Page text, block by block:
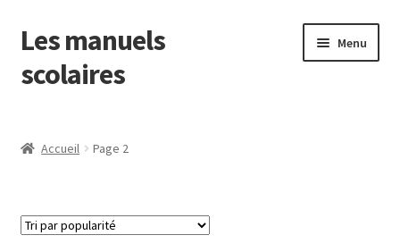
Aller
à
la
Aller
au
contenu
Les manuels
scolaires
Menu
Mathématiques
Accueil Page 2